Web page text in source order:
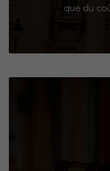
que du